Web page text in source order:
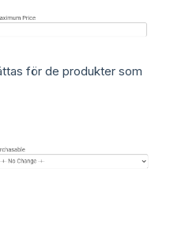
för de produkter som